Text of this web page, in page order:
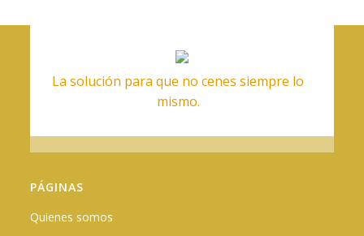
La solución para que no cenes siempre lo
mismo.
PÁGINAS
Quienes somos